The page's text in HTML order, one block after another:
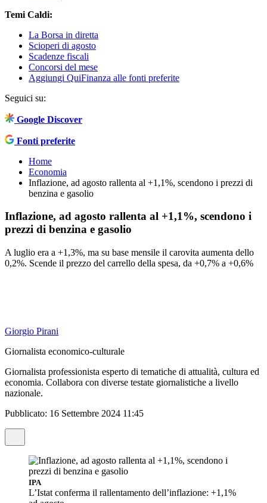
Temi Caldi:
La Borsa in diretta
Scioperi di agosto
Scadenze fiscali
Concorsi del mese
Aggiungi QuiFinanza alle fonti preferite
Seguici su:
Google Discover
Fonti preferite
Home
Economia
Inflazione, ad agosto rallenta al +1,1%, scendono i prezzi di
benzina e gasolio
Inflazione, ad agosto rallenta al +1,1%, scendono i
prezzi di benzina e gasolio
A luglio era a +1,3%, ma su base mensile il carovita aumenta dello
0,2%. Scende il prezzo del carrello della spesa, da +0,7% a +0,6%
Giorgio Pirani
Giornalista economico-culturale
Giornalista professionista esperto di tematiche di attualità, cultura ed
economia. Collabora con diverse testate giornalistiche a livello
nazionale.
Pubblicato: 16 Settembre 2024 11:45
IPA
L’Istat conferma il rallentamento dell’inflazione: +1,1%